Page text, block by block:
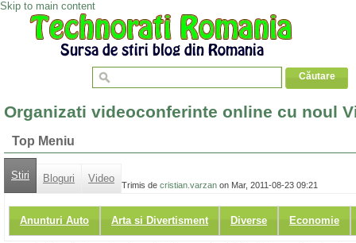
Skip to main content
Organizati videoconferinte online cu noul
Top Meniu
Stiri Bloguri Video
Anunturi Auto Arta si Divertisment Diverse Economie
Trimis de cristian.varzan on Mar, 2011-08-23 09:21